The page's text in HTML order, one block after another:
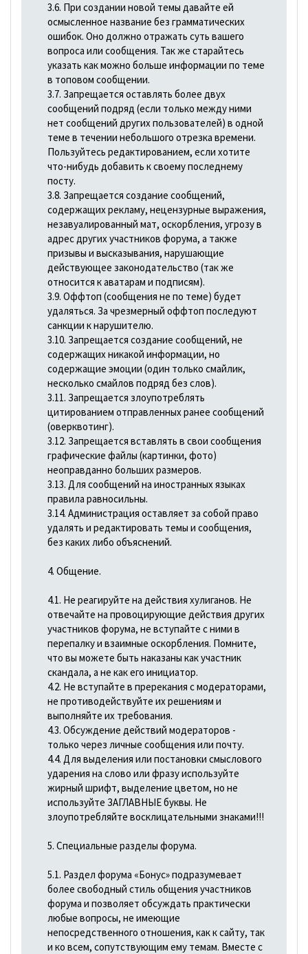
3.6. При создании новой темы давайте ей
осмысленное название без грамматических
ошибок. Оно должно отражать суть вашего
вопроса или сообщения. Так же старайтесь
указать как можно больше информации по теме
в топовом сообщении.
3.7. Запрещается оставлять более двух
сообщений подряд (если только между ними
нет сообщений других пользователей) в одной
теме в течении небольшого отрезка времени.
Пользуйтесь редактированием, если хотите
что-нибудь добавить к своему последнему
посту.
3.8. Запрещается создание сообщений,
содержащих рекламу, нецензурные выражения,
незавуалированный мат, оскорбления, угрозу в
адрес других участников форума, а также
призывы и высказывания, наpyшающие
действующее законодательство (так же
относится к аватарам и подписям).
3.9. Оффтоп (сообщения не по теме) будет
удаляться. За чрезмерный оффтоп последуют
санкции к нарушителю.
3.10. Запрещается создание сообщений, не
содержащих никакой информации, но
содержащие эмоции (один только смайлик,
несколько смайлов подряд без слов).
3.11. Запрещается злоупотреблять
цитированием отправленных ранее сообщений
(оверквотинг).
3.12. Запрещается вставлять в свои сообщения
графические файлы (картинки, фото)
неоправданно больших размеров.
3.13. Для сообщений на иностранных языках
правила равносильны.
3.14. Администрация оставляет за собой право
удалять и редактировать темы и сообщения,
без каких либо объяснений.
4. Общение.
4.1. Не реагируйте на действия хулиганов. Не
отвечайте на провоцирующие действия других
участников форума, не вступайте с ними в
перепалку и взаимные оскорбления. Помните,
что вы можете быть наказаны как участник
скандала, а не как его инициатор.
4.2. Не вступайте в пререкания с модераторами,
не противодействуйте их решениям и
выполняйте их требования.
4.3. Обсуждение действий модераторов -
только через личные сообщения или почту.
4.4. Для выделения или постановки смыслового
ударения на слово или фразу используйте
жирный шрифт, выделение цветом, но не
используйте ЗАГЛАВНЫЕ буквы. Не
злоупотребляйте восклицательными знаками!!!
5. Специальные разделы форума.
5.1. Раздел форума «Бонус» подразумевает
более свободный стиль общения участников
форума и позволяет обсуждать практически
любые вопросы, не имеющие
непосредственного отношения, как к сайту, так
и ко всем, сопутствующим ему темам. Вместе с